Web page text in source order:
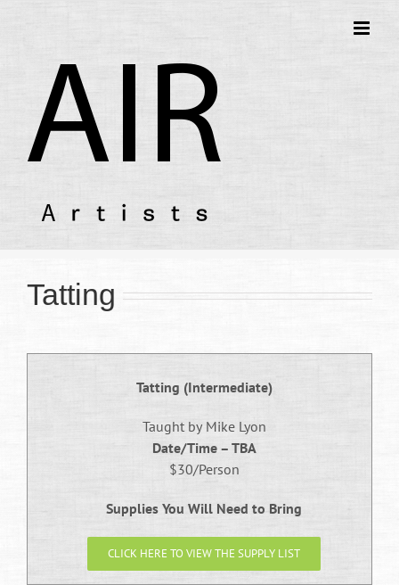
Tatting
Tatting (Intermediate)
Taught by Mike Lyon
Date/Time – TBA
$30/Person
Supplies You Will Need to Bring
CLICK HERE TO VIEW THE SUPPLY LIST